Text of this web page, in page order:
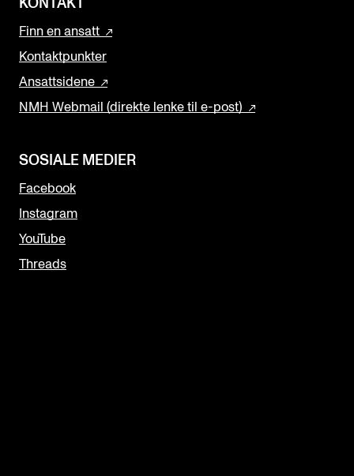
KONTAKT
Finn en ansatt
Kontaktpunkter
Ansattsidene
NMH Webmail (direkte lenke til e-post)
SOSIALE MEDIER
Facebook
Instagram
YouTube
Threads